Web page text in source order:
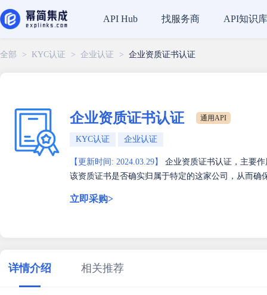
全部 > KYC认证 > 企业认证 > 企业资质证书认证
企业资质证书认证 通用API
KYC认证 企业认证
【更新时间: 2024.03.29】
企业资质证书认证，主要
该资质证书是否确实归属于特定的这家公司，从而确
立即采购>
详情介绍 相关推荐
API Hub 找服务商 API知识库